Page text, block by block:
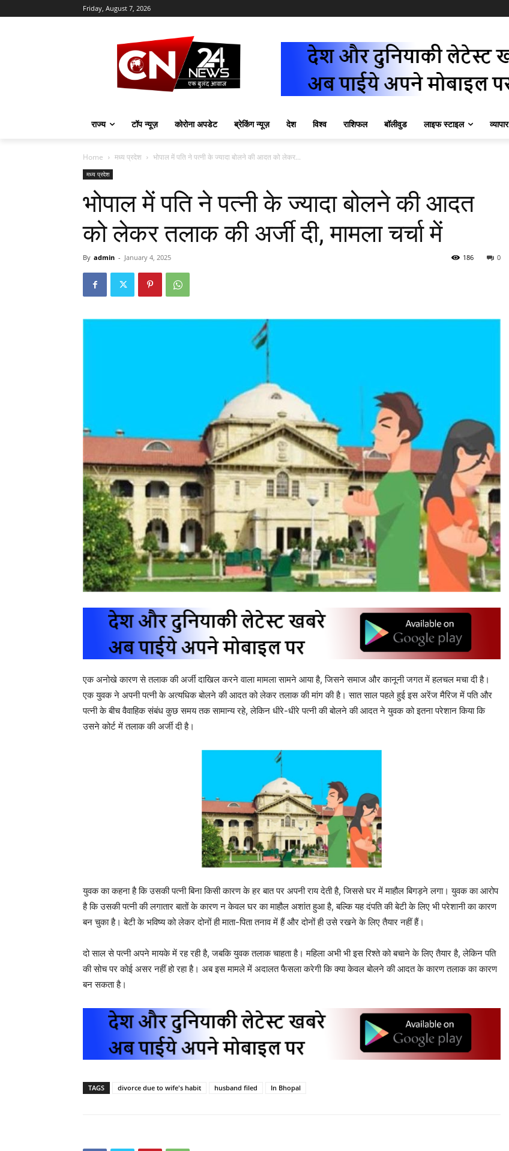
Friday, August 7, 2026
राज्य टॉप न्यूज़ कोरोना अपडेट ब्रेकिंग न्यूज़ देश विश्व राशिफल बॉलीवुड लाइफ स्टाइल व्यापार
Home मध्य प्रदेश भोपाल में पति ने पत्नी के ज्यादा बोलने की आदत को लेकर...
मध्य प्रदेश
भोपाल में पति ने पत्नी के ज्यादा बोलने की आदत
को लेकर तलाक की अर्जी दी, मामला चर्चा में
By admin - January 4, 2025 0
186
एक अनोखे कारण से तलाक की अर्जी दाखिल करने वाला मामला सामने आया है, जिसने समाज और कानूनी जगत में हलचल मचा दी है।
एक युवक ने अपनी पत्नी के अत्यधिक बोलने की आदत को लेकर तलाक की मांग की है। सात साल पहले हुई इस अरेंज मैरिज में पति और
पत्नी के बीच वैवाहिक संबंध कुछ समय तक सामान्य रहे, लेकिन धीरे-धीरे पत्नी की बोलने की आदत ने युवक को इतना परेशान किया कि
उसने कोर्ट में तलाक की अर्जी दी है।
युवक का कहना है कि उसकी पत्नी बिना किसी कारण के हर बात पर अपनी राय देती है, जिससे घर में माहौल बिगड़ने लगा। युवक का आरोप
है कि उसकी पत्नी की लगातार बातों के कारण न केवल घर का माहौल अशांत हुआ है, बल्कि यह दंपति की बेटी के लिए भी परेशानी का कारण
बन चुका है। बेटी के भविष्य को लेकर दोनों ही माता-पिता तनाव में हैं और दोनों ही उसे रखने के लिए तैयार नहीं हैं।
दो साल से पत्नी अपने मायके में रह रही है, जबकि युवक तलाक चाहता है। महिला अभी भी इस रिश्ते को बचाने के लिए तैयार है, लेकिन पति
की सोच पर कोई असर नहीं हो रहा है। अब इस मामले में अदालत फैसला करेगी कि क्या केवल बोलने की आदत के कारण तलाक का कारण
बन सकता है।
TAGS divorce due to wife's habit husband filed In Bhopal